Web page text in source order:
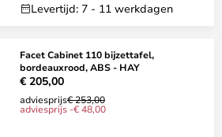
Levertijd: 7 - 11 werkdagen
Facet Cabinet 110 bijzettafel,
bordeauxrood, ABS - HAY
€ 205,00
adviesprijs€ 253,00
adviesprijs -€ 48,00